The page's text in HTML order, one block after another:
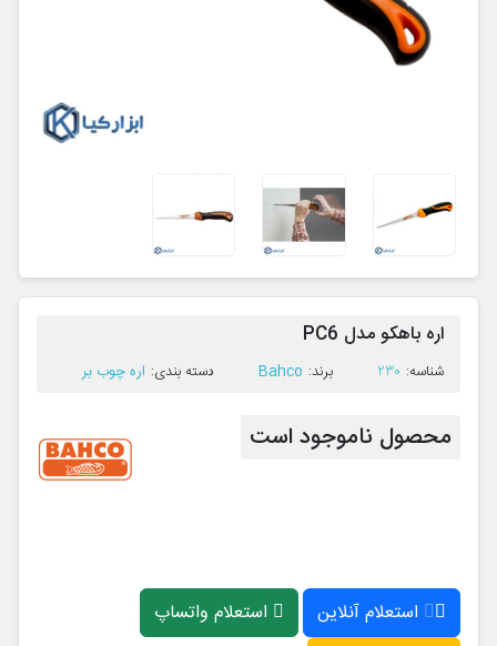
اره باهکو مدل PC6
ﺷﻨﺎﺳﻪ: 230 ﺑﺮﻧﺪ: Bahco ﺩﺳﺘﻪ ﺑﻨﺪی: اره چوب بر
محصول ناموجود است
استعلام آنلاین
استعلام واتساپ